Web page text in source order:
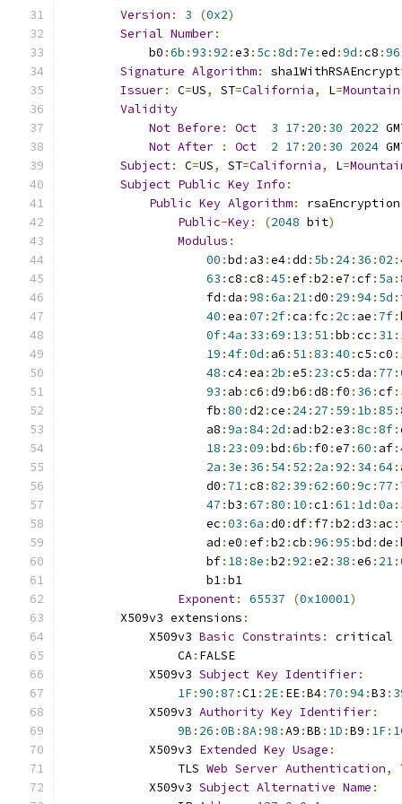
Version : 3 (0x2)
Serial Number:
            b0
:6b :93 :92 :e3 : 5c :8d : 7e :ed :9d :c8 :96
Signature Algorithm:
Issuer: C=US, ST=California, L=Mountain
Validity
Not Before : Oct 3 17 : 20 : 30 2022
Not After : Oct 2 17 : 20 : 30 2024
Subject: C=US, ST=California, L=
Subject Public Key Info :
Public Key Algorithm:
rsaEncryption
Public-Key: (2048 bit)
Modulus :
00 :bd : a3 :e4:dd : 5b : 24: 36 :02 :
63 :c8 :c8 :45 :ef:b2 :e7 :cf: 5a :
                    fd
:da :98 :6a : 21:d0 : 29 :94: 5d :
40 :ea :07 : 2f:ca : fc : 2c : ae : 7f:
0f:4a : 33 :69 : 13 : 51:bb :cc : 31:
19 :4f:0d : a6 : 51:83 :40 :c5 :c0 :
48 :c4:ea : 2b :e5 : 23 :c5 :da : 77 :
93 : ab :c6 :d9 :b6 :d8 : f0 : 36 :cf:
                    fb
:80 :d2 :ce : 24: 27 : 59 : 1b :85 :
                    a8
:9a :84: 2d : ad :b2 :e3 :8c :8f:
18 : 23 :09 :bd :6b : f0 :e7 :60 : af:
2a : 3e : 36 : 54: 52 : 2a :92 : 34:64:
                    d0
: 71:c8 :82 : 39 :62 :60 :9c : 77 :
47 :b3 :67 :80 : 10 :c1:61: 1d :0a :
                    ec
:03 :6a :d0 :df: f7 :b2 :d3 : ac :
                    ad
:e0 :ef:b2 :cb :96 :95 :bd :de :
                    bf
: 18 :8e :b2 :92 :e2 : 38 :e6 : 21:
                    b1
:b1
Exponent: 65537 (0x10001)
        X509v3 extensions
:
            X509v3
Basic Constraints :
critical
                CA
: FALSE
            X509v3
Subject Key Identifier:
1F:90 :87 :C1: 2E: EE:B4: 70 :94:B3 :
            X509v3
Authority Key Identifier:
9B : 26 :0B :8A:98 :A9 :BB : 1D :B9 : 1F:
            X509v3
Extended Key Usage :
                TLS
Web Server Authentication,
            X509v3
Subject Alternative Name :